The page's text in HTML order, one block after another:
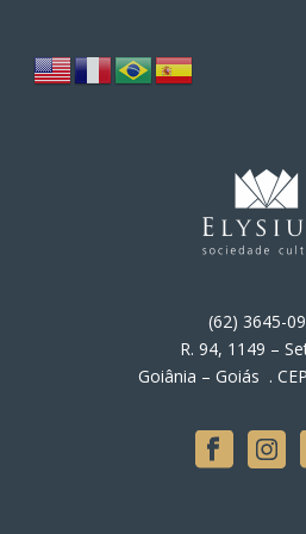
(62) 3645-
R. 94, 1149 –
Goiânia – Goiás .